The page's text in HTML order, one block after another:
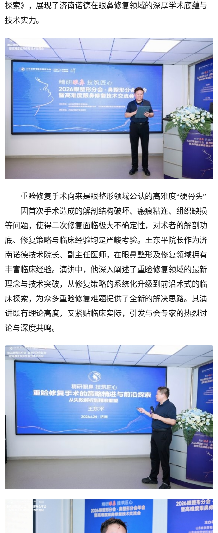
探索》，展现了济南诺德在眼鼻修复领域的深厚学术底蕴与
技术实力。
重睑修复手术向来是眼整形领域公认的高难度“硬骨头”
——因首次手术造成的解剖结构破坏、瘢痕粘连、组织缺损
等问题，使得二次修复面临极大不确定性，对术者的解剖功
底、修复策略与临床经验均是严峻考验。王东平院长作为济
南诺德技术院长、副主任医师，在眼鼻整形及修复领域拥有
丰富临床经验。演讲中，他深入阐述了重睑修复领域的最新
理念与技术突破，从修复策略的系统化升级到前沿术式的临
床探索，为众多重睑修复难题提供了全新的解决思路。其演
讲既有理论高度，又紧贴临床实际，引发与会专家的热烈讨
论与深度共鸣。